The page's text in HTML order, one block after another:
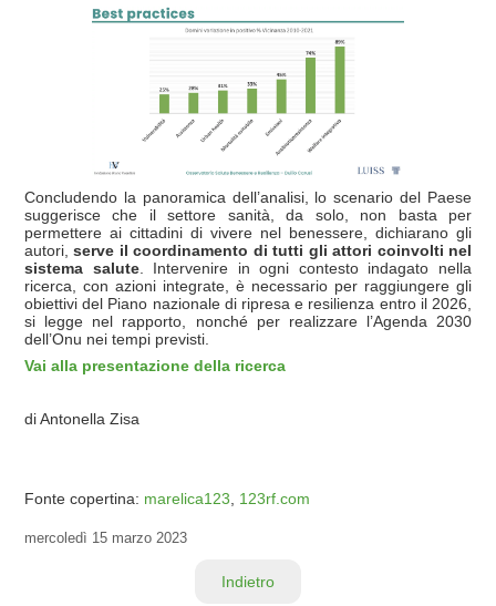
Concludendo la panoramica dell’analisi, lo scenario del Paese
suggerisce che il settore sanità, da solo, non basta per
permettere ai cittadini di vivere nel benessere, dichiarano gli
autori,serve il coordinamento di tutti gli attori coinvolti nel
sistema salute. Intervenire in ogni contesto indagato nella
ricerca, con azioni integrate, è necessario per raggiungere gli
obiettivi del Piano nazionale di ripresa e resilienza entro il 2026,
si legge nel rapporto, nonché per realizzare l’Agenda 2030
dell’Onu nei tempi previsti.
Vai alla presentazione della ricerca
di Antonella Zisa
Fonte copertina: marelica123 123rf.com
mercoledì 15 marzo 2023
Indietro